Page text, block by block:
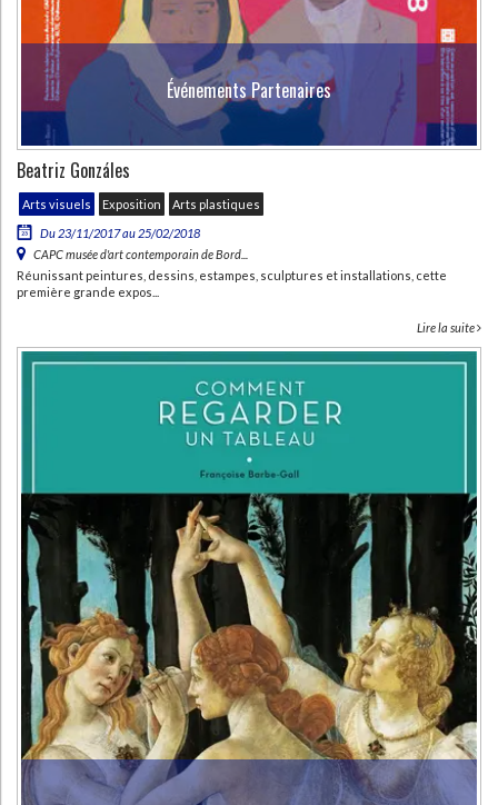
Événements Partenaires
Beatriz Gonzáles
Arts visuels Exposition
Arts plastiques
Du 23/11/2017 au 25/02/2018
CAPC musée d'art contemporain de Bord...
Réunissant peintures, dessins, estampes, sculptures et installations, cette
première grande expos...
Lire la suite